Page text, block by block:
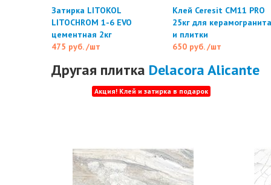
Затирка LITOKOL
LITOCHROM 1-6 EVO
цементная 2кг
475 руб./шт
Клей Ceresit CM11 PRO
25кг для керамогранита
и плитки
650 руб./шт
Другая плитка Delacora Alicante
Акция! Клей и затирка в подарок